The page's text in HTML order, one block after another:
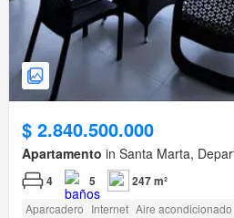
$ 2.840.500.000
Apartamento in Santa Marta,
4 5 247 m²
Aparcadero Internet Aire acondicionado